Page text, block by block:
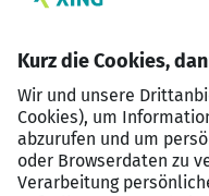
Betreuung von
Fallbearbeitung
Mitarbeit an der